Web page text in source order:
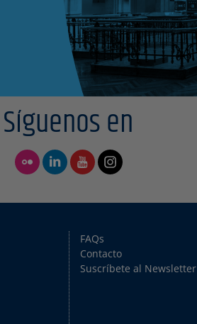
Síguenos en
FAQs
Contacto
Suscríbete al Newsletter